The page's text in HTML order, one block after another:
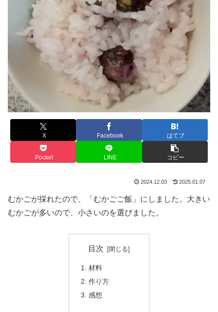
X Facebook はてブ
Pocket LINE コピー
2024.12.03 2025.01.07
むかごが採れたので、「むかごご飯」にしました。大きい
むかごが多いので、小さいのを選びました。
目次
材料
作り方
感想